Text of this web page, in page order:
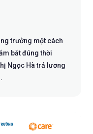
trưởng một cách
bắt đúng thời
Ngọc Hà trả lương